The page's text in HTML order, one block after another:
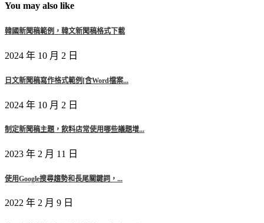
You may also like
韓國新聞稿範例，韓文新聞稿格式下載
2024 年 10 月 2 日
日文新聞稿寫作格式範例[含Word檔案...
2024 年 10 月 2 日
制定新聞稿主題，飲料店常使用哪些議題增...
2023 年 2 月 11 日
使用Google搜尋趨勢和長尾關鍵詞，...
2022 年 2 月 9 日